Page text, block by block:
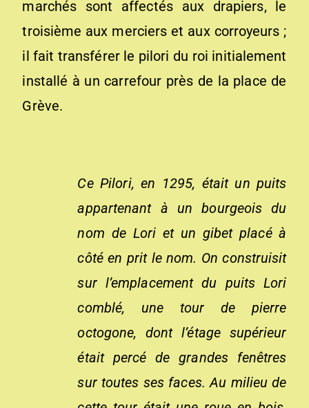
marchés sont affectés aux drapiers, le
troisième aux merciers et aux corroyeurs ;
il fait transférer le pilori du roi initialement
installé à un carrefour près de la place de
Grève.
Ce Pilori, en 1295, était un puits
appartenant à un bourgeois du
nom de Lori et un gibet placé à
côté en prit le nom. On construisit
sur l’emplacement du puits Lori
comblé, une tour de pierre
octogone, dont l’étage supérieur
était percé de grandes fenêtres
sur toutes ses faces. Au milieu de